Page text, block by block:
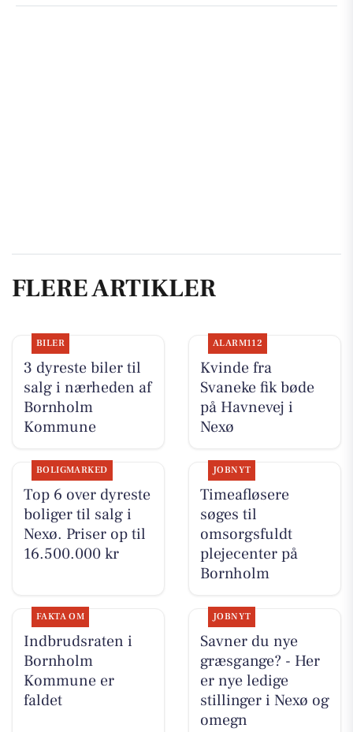
FLERE ARTIKLER
BILER
3 dyreste biler til
salg i nærheden af
Bornholm
Kommune
ALARM112
Kvinde fra
Svaneke fik bøde
på Havnevej i
Nexø
BOLIGMARKED
Top 6 over dyreste
boliger til salg i
Nexø. Priser op til
16.500.000 kr
JOBNYT
Timeafløsere
søges til
omsorgsfuldt
plejecenter på
Bornholm
FAKTA OM
Indbrudsraten i
Bornholm
Kommune er
faldet
JOBNYT
Savner du nye
græsgange? - Her
er nye ledige
stillinger i Nexø og
omegn